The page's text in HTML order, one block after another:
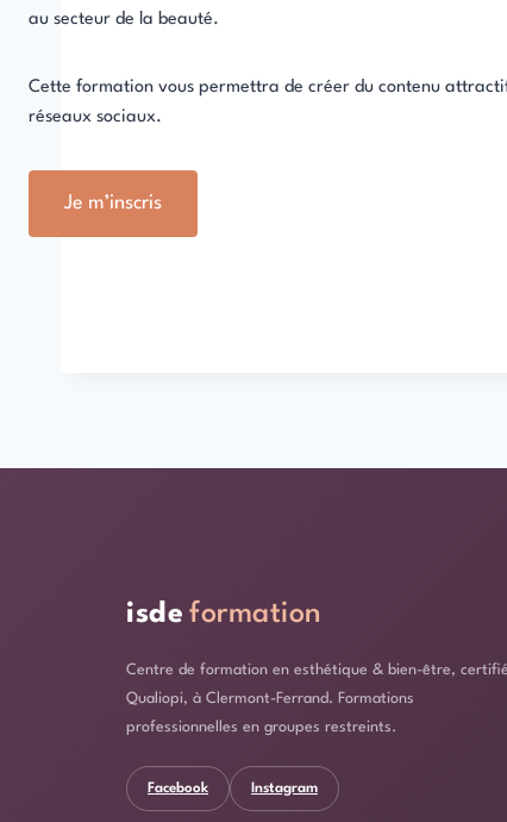
au secteur de la beauté.
Cette formation vous permettra de créer du contenu
réseaux sociaux.
Je m’inscris
isde formation
Centre de formation en esthétique & bien-être, certifié
Qualiopi, à Clermont-Ferrand. Formations
professionnelles en groupes restreints.
Facebook Instagram